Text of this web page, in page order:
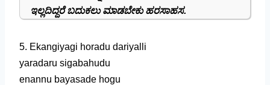
ಇಲ್ಲದಿದ್ದರೆ ಬದುಕಲು ಮಾಡಬೇಕು ಹರಸಾಹಸ.
5. Ekangiyagi horadu dariyalli
yaradaru sigabahudu
enannu bayasade hogu